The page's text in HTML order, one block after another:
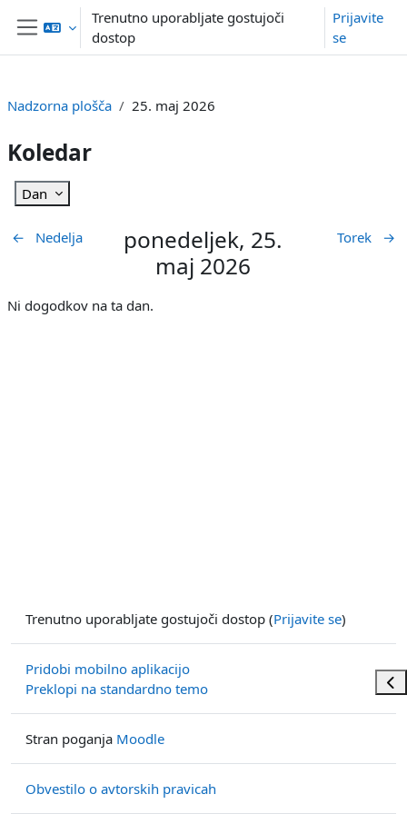
Preskoči na glavno vsebino
Stransko polje
Trenutno uporabljate gostujoči
dostop
Prijavite
se
Nadzorna plošča 25. maj 2026
Koledar
Dan
← Nedelja
ponedeljek, 25.
maj 2026
Torek →
Ni dogodkov na ta dan.
Trenutno uporabljate gostujoči dostop (Prijavite se)
Pridobi mobilno aplikacijo
Preklopi na standardno temo
Stran poganja Moodle
Obvestilo o avtorskih pravicah